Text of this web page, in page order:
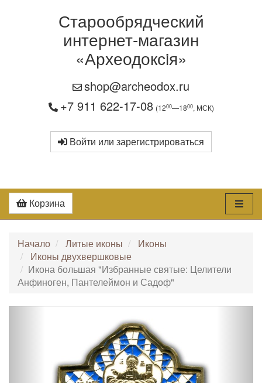
Старообрядческий
интернет-магазин
«Археодоксiя»
shop@archeodox.ru
+7 911 622-17-08 (1200—1800, МСК)
Войти или зарегистрироваться
Корзина
Начало Литые иконы
Иконы
Иконы двухвершковые
Икона большая "Избранные святые: Целители
Анфиноген, Пантелеймон и Садоф"